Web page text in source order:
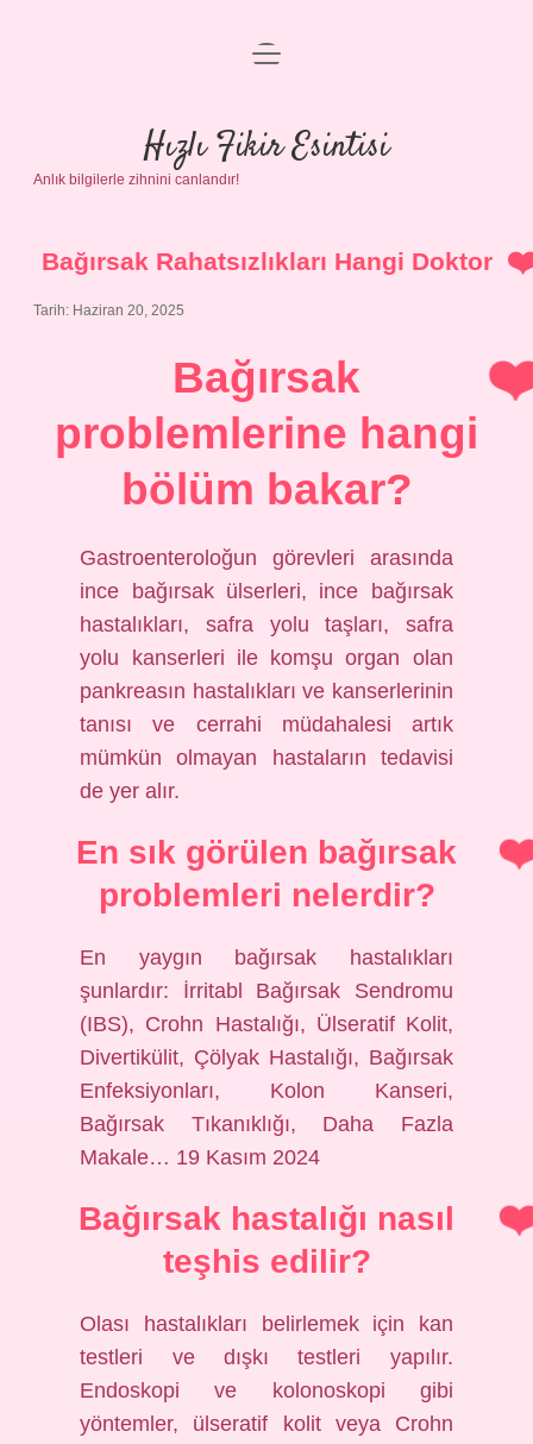
Anasayfa
Gizlilik Politikası
Yasal Uyarı
menüyü
Hızlı Fikir Esintisi
Anlık bilgilerle zihnini canlandır!
Bağırsak Rahatsızlıkları Hangi Doktor
Tarih: Haziran 20, 2025
Bağırsak
problemlerine hangi
bölüm bakar?
Gastroenteroloğun görevleri arasında
ince bağırsak ülserleri, ince bağırsak
hastalıkları, safra yolu taşları, safra
yolu kanserleri ile komşu organ olan
pankreasın hastalıkları ve kanserlerinin
tanısı ve cerrahi müdahalesi artık
mümkün olmayan hastaların tedavisi
de yer alır.
En sık görülen bağırsak
problemleri nelerdir?
En yaygın bağırsak hastalıkları
şunlardır: İrritabl Bağırsak Sendromu
(IBS), Crohn Hastalığı, Ülseratif Kolit,
Divertikülit, Çölyak Hastalığı, Bağırsak
Enfeksiyonları, Kolon Kanseri,
Bağırsak Tıkanıklığı, Daha Fazla
Makale… 19 Kasım 2024
Bağırsak hastalığı nasıl
teşhis edilir?
Olası hastalıkları belirlemek için kan
testleri ve dışkı testleri yapılır.
Endoskopi ve kolonoskopi gibi
yöntemler, ülseratif kolit veya Crohn